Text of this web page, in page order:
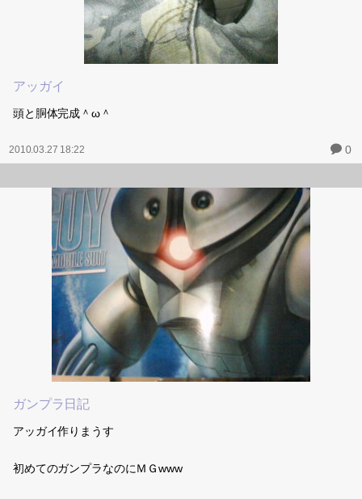
アッガイ
頭と胴体完成＾ω＾
2010.03.27 18:22 0
ガンプラ日記
アッガイ作りまうす
初めてのガンプラなのにＭＧwww